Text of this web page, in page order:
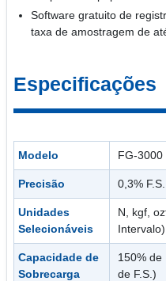
Software gratuito de
taxa de amostragem de
Especificações
Modelo FG-3000
Precisão 0,3% F.S.
Unidades
Selecionáveis
N, kgf,
Intervalo)
Capacidade de
Sobrecarga
150% de
de F.S.)